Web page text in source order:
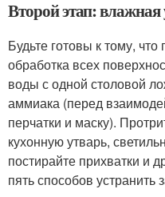
Второй этап: влажная
Будьте готовы к тому,
обработка всех
воды с одной столовой
аммиака (перед
перчатки и маску).
кухонную утварь,
постирайте прихватки и
пять способов устранить